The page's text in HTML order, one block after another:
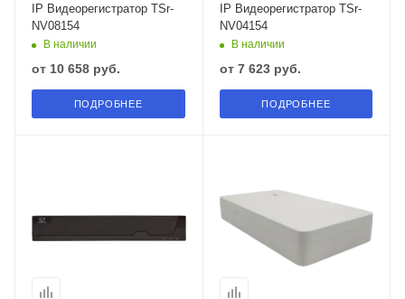
IP Видеорегистратор TSr-
NV08154
В наличии
от 10 658 руб.
ПОДРОБНЕЕ
IP Видеорегистратор TSr-
NV04154
В наличии
от 7 623 руб.
ПОДРОБНЕЕ